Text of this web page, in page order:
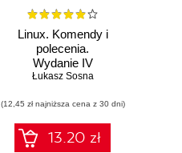
Linux. Komendy i
polecenia.
Wydanie IV
rozszerzone
Łukasz Sosna
(12,45 zł najniższa cena z 30 dni)
13.20 zł